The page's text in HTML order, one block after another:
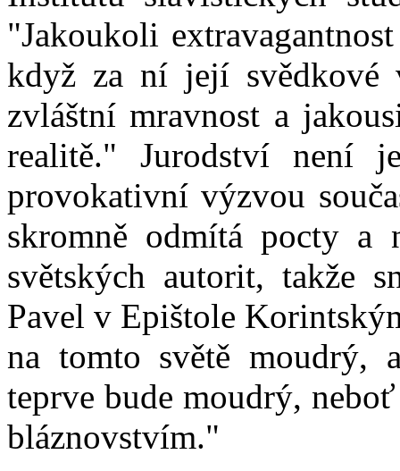
"Jakoukoli
když za ní její svědkové
zvláštní mravnost a
realitě." Jurodství není
provokativní výzvou
skromně odmítá pocty a
světských autorit, takže
Pavel v Epištole
na tomto světě moudrý,
teprve bude moudrý,
bláznovstvím."